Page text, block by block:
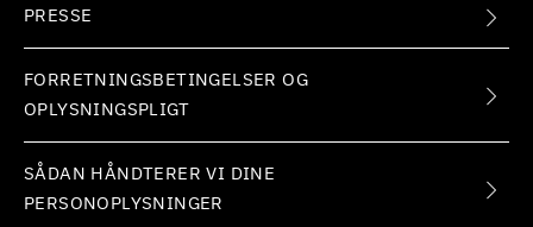
PRESSE
FORRETNINGSBETINGELSER OG
OPLYSNINGSPLIGT
SÅDAN HÅNDTERER VI DINE
PERSONOPLYSNINGER